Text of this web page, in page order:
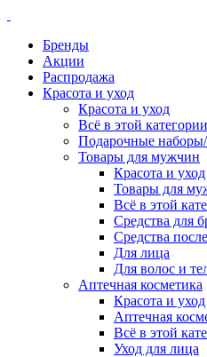
Бренды
Акции
Распродажа
Красота и уход
Красота и уход
Всё в этой категории
Подарочные
Товары для мужчин
Красота и уход
Товары для
Всё в этой
Средства для
Средства
Для лица
Для волос и
Аптечная косметика
Красота и уход
Аптечная
Всё в этой
Уход для лица